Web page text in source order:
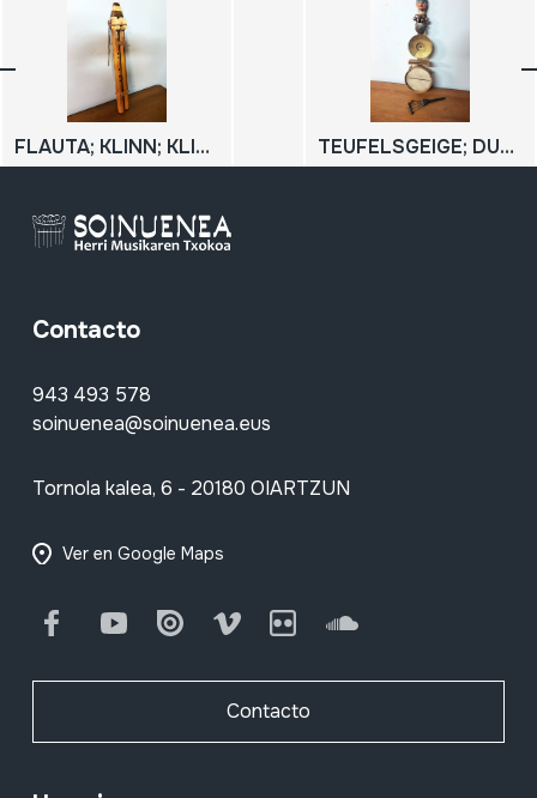
FLAUTA; KLINN; KLINN BIKOITZA TEUFELSGEIGE; DUMBASS
Contacto
943 493 578
soinuenea@soinuenea.eus
Tornola kalea, 6 - 20180 OIARTZUN
Ver en Google Maps
FacebookYoutube Issuu Vimeo Flickr SoundCloud
Contacto